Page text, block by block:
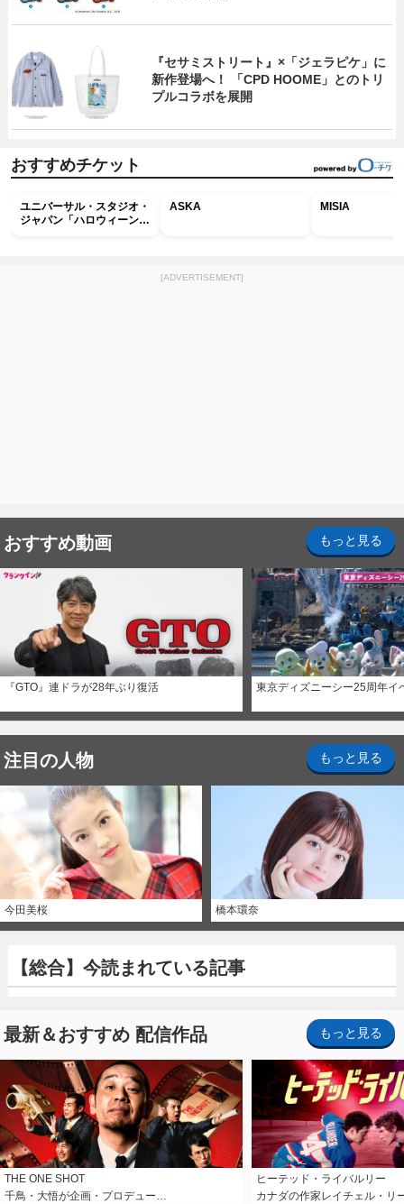
『セサミストリート』×「ジェラピケ」に
新作登場へ！ 「CPD HOOME」とのトリ
プルコラボを展開
おすすめチケット
ユニバーサル・スタジオ・
ジャパン「ハロウィーン・
ASKA MISIA
[ADVERTISEMENT]
おすすめ動画 もっと見る
『GTO』連ドラが28年ぶり復活 東京ディズニーシー25周年イ
注目の人物 もっと見る
今田美桜 橋本環奈
【総合】今読まれている記事
最新＆おすすめ 配信作品 もっと見る
THE ONE SHOT
千鳥・大悟が企画・プロデュー…
ヒーテッド・ライバルリー
カナダの作家レイチェル・リ